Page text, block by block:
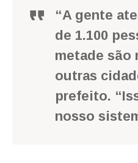
“A gente
de 1.100
metade são
outras
prefeito.
nosso